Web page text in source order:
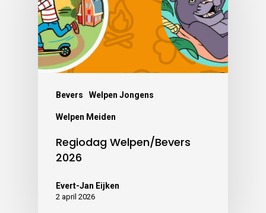
Bevers Welpen Jongens
Welpen Meiden
Regiodag Welpen/Bevers
2026
Evert-Jan Eijken
2 april 2026